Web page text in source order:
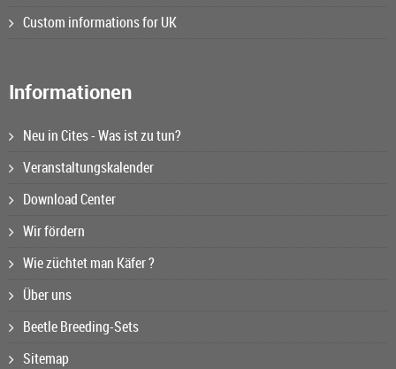
Custom informations for UK
Informationen
Neu in Cites - Was ist zu tun?
Veranstaltungskalender
Download Center
Wir fördern
Wie züchtet man Käfer ?
Über uns
Beetle Breeding-Sets
Sitemap